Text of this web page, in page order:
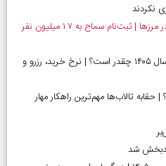
آغاز رسمی برنامه‌های اربعین ۱۴۰۵ در مرز‌ها | ثبت‌نام سماح به ۱.۷ میلیون نفر
قیمت قبر در بهشت زهرا (س) در سال ۱۴۰۵ چقدر است؟ | نرخ خرید، رزرو و
تالاب‌ها مهم‌ترین راهکار مهار
شد